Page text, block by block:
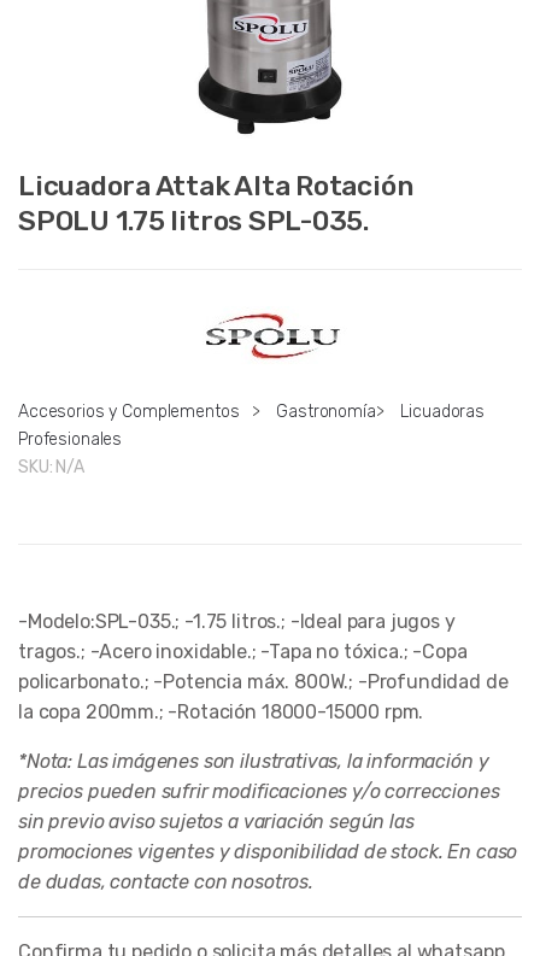
Licuadora Attak Alta Rotación
SPOLU 1.75 litros SPL-035.
Accesorios y Complementos > Gastronomía>
Licuadoras
Profesionales
SKU: N/A
-Modelo:SPL-035.; -1.75 litros.; -Ideal para jugos y
tragos.; -Acero inoxidable.; -Tapa no tóxica.; -Copa
policarbonato.; -Potencia máx. 800W.; -Profundidad de
la copa 200mm.; -Rotación 18000-15000 rpm.
*Nota: Las imágenes son ilustrativas, la información y
precios pueden sufrir modificaciones y/o correcciones
sin previo aviso sujetos a variación según las
promociones vigentes y disponibilidad de stock. En caso
de dudas, contacte con nosotros.
Confirma tu pedido o solicita más detalles al whatsapp